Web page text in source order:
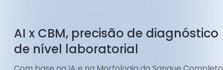
AI x CBM, precisão de diagnóstico
de nível laboratorial